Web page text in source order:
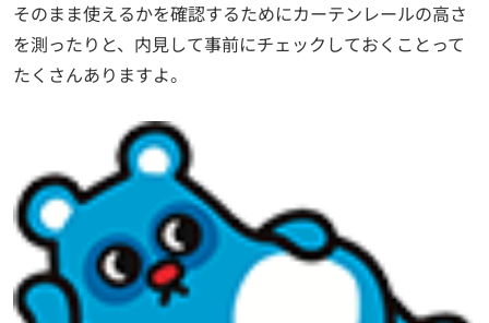
そのまま使えるかを確認するためにカーテンレールの高さ
を測ったりと、内見して事前にチェックしておくことって
たくさんありますよ。